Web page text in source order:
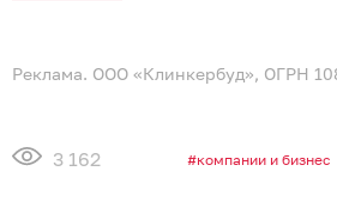
Реклама. ООО «Клинкербуд», ОГРН
3 162 компании и бизнес